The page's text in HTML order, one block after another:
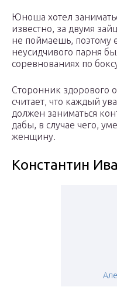
Юноша хотел
известно, за двумя
не поймаешь, поэтому
неусидчивого парня
соревнованиях по
Сторонник здорового
считает, что каждый
должен заниматься
дабы, в случае чего,
женщину.
Константин